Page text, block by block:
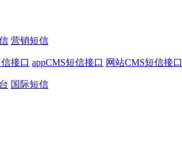
营销短信
接口 appCMS短信接口 网站CMS短信接口
国际短信